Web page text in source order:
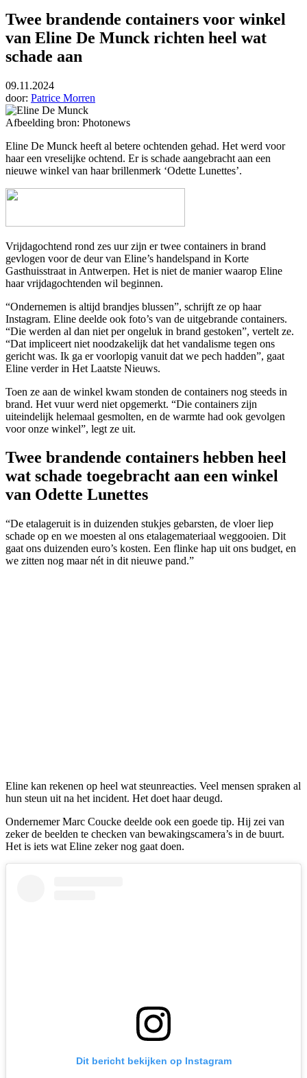
Twee brandende containers voor winkel
van Eline De Munck richten heel wat
schade aan
09.11.2024
door: Patrice Morren
Afbeelding bron: Photonews
Eline De Munck heeft al betere ochtenden gehad. Het werd voor
haar een vreselijke ochtend. Er is schade aangebracht aan een
nieuwe winkel van haar brillenmerk ‘Odette Lunettes’.
Vrijdagochtend rond zes uur zijn er twee containers in brand
gevlogen voor de deur van Eline’s handelspand in Korte
Gasthuisstraat in Antwerpen. Het is niet de manier waarop Eline
haar vrijdagochtenden wil beginnen.
“Ondernemen is altijd brandjes blussen”, schrijft ze op haar
Instagram. Eline deelde ook foto’s van de uitgebrande containers.
“Die werden al dan niet per ongeluk in brand gestoken”, vertelt ze.
“Dat impliceert niet noodzakelijk dat het vandalisme tegen ons
gericht was. Ik ga er voorlopig vanuit dat we pech hadden”, gaat
Eline verder in Het Laatste Nieuws.
Toen ze aan de winkel kwam stonden de containers nog steeds in
brand. Het vuur werd niet opgemerkt. “Die containers zijn
uiteindelijk helemaal gesmolten, en de warmte had ook gevolgen
voor onze winkel”, legt ze uit.
Twee brandende containers hebben heel
wat schade toegebracht aan een winkel
van Odette Lunettes
“De etalageruit is in duizenden stukjes gebarsten, de vloer liep
schade op en we moesten al ons etalagemateriaal weggooien. Dit
gaat ons duizenden euro’s kosten. Een flinke hap uit ons budget, en
we zitten nog maar nét in dit nieuwe pand.”
Eline kan rekenen op heel wat steunreacties. Veel mensen spraken al
hun steun uit na het incident. Het doet haar deugd.
OndernemerMarc Coucke deelde ook een goede tip. Hij zei van
zeker de beelden te checken van bewakingscamera’s in de buurt.
Het is iets wat Eline zeker nog gaat doen.
Dit bericht bekijken op Instagram